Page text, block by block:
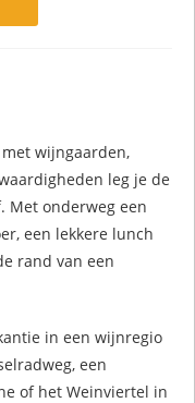
wijngaarden,
leg je de
Met onderweg een
een lekkere lunch
rand van een
in een wijnregio
een
of het Weinviertel in